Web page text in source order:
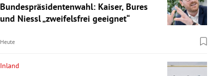
Bundespräsidentenwahl: Kaiser, Bures
und Niessl „zweifelsfrei geeignet“
Heute
Inland